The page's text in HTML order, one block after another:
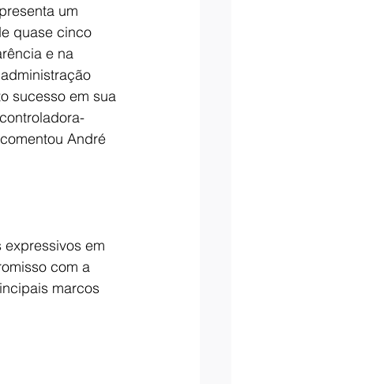
um
quase cinco
e na
sucesso em sua
André
em
com a
marcos